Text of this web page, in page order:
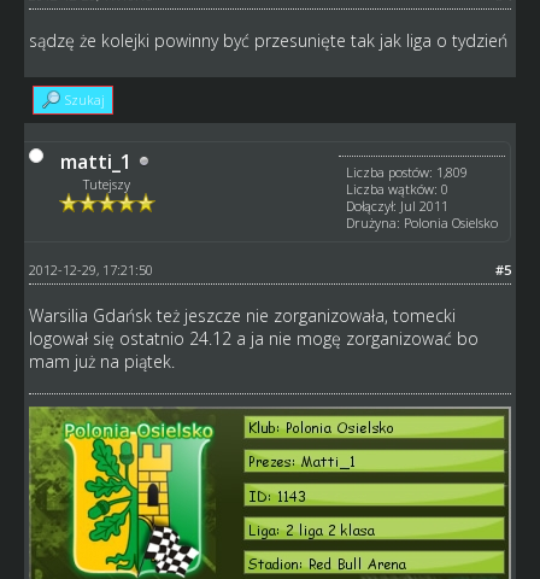
sądzę że kolejki powinny być przesunięte tak jak liga o tydzień
Szukaj
matti_1
Tutejszy
Liczba postów: 1,809
Liczba wątków: 0
Dołączył: Jul 2011
Drużyna: Polonia Osielsko
#5
2012-12-29, 17:21:50
Warsilia Gdańsk też jeszcze nie zorganizowała, tomecki
logował się ostatnio 24.12 a ja nie mogę zorganizować bo
mam już na piątek.